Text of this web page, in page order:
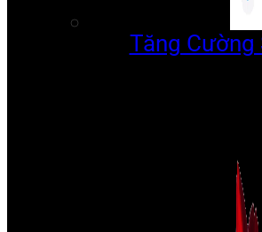
Tăng Cường